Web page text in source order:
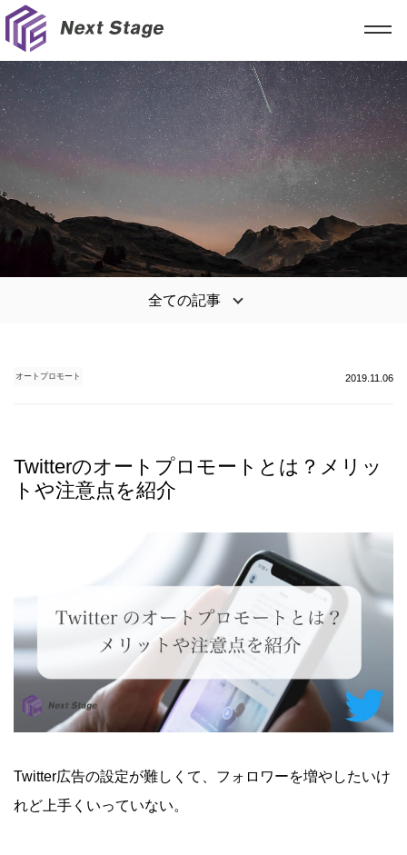
全ての記事
オートプロモート 2019.11.06
Twitterのオートプロモートとは？メリッ
トや注意点を紹介
Twitter広告の設定が難しくて、フォロワーを増やしたいけ
れど上手くいっていない。